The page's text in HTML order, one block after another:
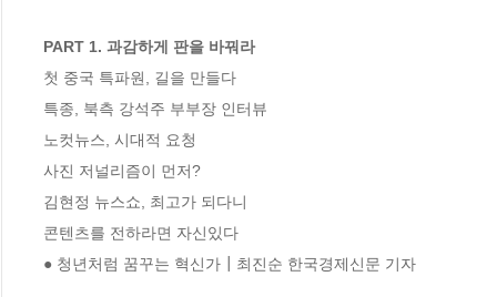
PART 1. 과감하게 판을 바꿔라
첫 중국 특파원, 길을 만들다
특종, 북측 강석주 부부장 인터뷰
노컷뉴스, 시대적 요청
사진 저널리즘이 먼저?
김현정 뉴스쇼, 최고가 되다니
콘텐츠를 전하라면 자신있다
● 청년처럼 꿈꾸는 혁신가┃최진순 한국경제신문 기자